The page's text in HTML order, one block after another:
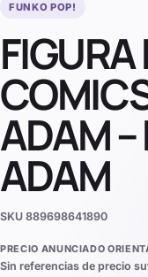
FUNKO POP!
ADAM
ADAM
SKU 889698641890
PRECIO ANUNCIADO
Sin referencias de precio